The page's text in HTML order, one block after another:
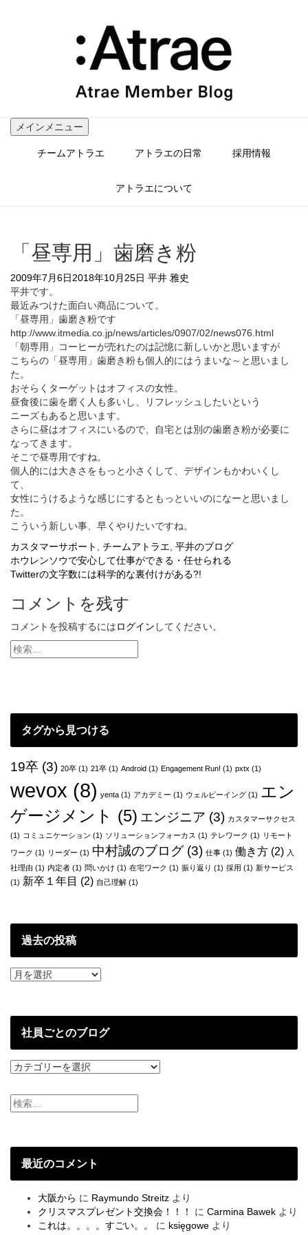
メインメニュー
チームアトラエ アトラエの日常 採用情報
アトラエについて
「昼専用」歯磨き粉
2009年7月6日2018年10月25日 平井 雅史
平井です。
最近みつけた面白い商品について。
「昼専用」歯磨き粉です
http://www.itmedia.co.jp/news/articles/0907/02/news076.html
「朝専用」コーヒーが売れたのは記憶に新しいかと思いますが
こちらの「昼専用」歯磨き粉も個人的にはうまいな～と思いまし
た。
おそらくターゲットはオフィスの女性。
昼食後に歯を磨く人も多いし、リフレッシュしたいという
ニーズもあると思います。
さらに昼はオフィスにいるので、自宅とは別の歯磨き粉が必要に
なってきます。
そこで昼専用ですね。
個人的には大きさをもっと小さくして、デザインもかわいくし
て、
女性にうけるような感じにするともっといいのになーと思いまし
た。
こういう新しい事、早くやりたいですね。
カスタマーサポート
チームアトラエ 平井のブログ
投
ナ
ビ
ゲ
ョ
ン
ホウレンソウで安心して仕事ができる・任せられる
Twitterの文字数には科学的な裏付けがある?!
コメントを残す
コメントを投稿するにはログイン してください。
タグから見つける
19卒 (3) 20卒 (1) 21卒 (1) Android (1) Engagement Run! (1) pxtx (1)
wevox (8) yenta (1) アカデミー (1) ウェルビーイング (1) エン
ゲージメント (5) エンジニア (3) カスタマーサクセス
(1) コミュニケーション (1) ソリューションフォーカス (1) テレワーク (1) リモート
ワーク (1) リーダー (1) 中村誠のブログ(3) 仕事 (1) 働き方 (2) 入
社理由 (1) 内定者 (1) 問いかけ (1) 在宅ワーク (1) 振り返り (1) 採用 (1) 新サービス
(1) 新卒１年目 (2) 自己理解 (1)
過去の投稿
過
投
社員ごとのブログ
社
ご
と
ロ
最近のコメント
大阪から に Raymundo Streitz より
クリスマスプレゼント交換会！！！
に Carmina Bawek より
これは。。。。すごい。。
に księgowe より